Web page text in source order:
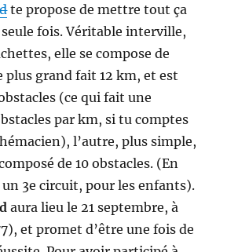
te propose de mettre tout ça
seule fois. Véritable interville,
elle se compose de
plus grand fait 12 km, et est
(ce qui fait une
par km, si tu comptes
l’autre, plus simple,
de 10 obstacles. (En
3e circuit, pour les enfants).
aura lieu le 21 septembre, à
et promet d’être une fois de